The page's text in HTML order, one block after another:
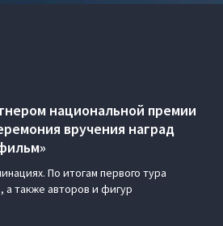
национальной премии
вручения наград
По итогам первого тура
а также авторов и фигур